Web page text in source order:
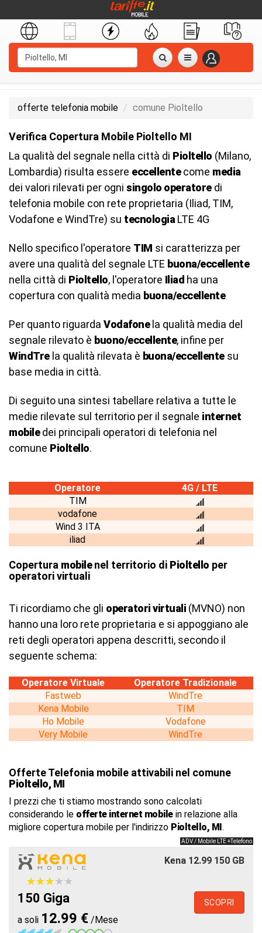
offerte telefonia mobile comune Pioltello
Verifica Copertura Mobile Pioltello MI
La qualità del segnale nella città di Pioltello (Milano,
Lombardia) risulta essere eccellentecome media
dei valori rilevati per ogni singolo operatoredi
telefonia mobile con rete proprietaria (Iliad, TIM,
Vodafone e WindTre) su tecnologia LTE 4G
Nello specifico l'operatore TIM si caratterizza per
avere una qualità del segnale LTE buona/eccellente
nella città di Pioltello, l'operatore Iliad ha una
copertura con qualità media buona/eccellente
Per quanto riguarda Vodafonela qualità media del
segnale rilevato è buono/eccellente, infine per
WindTrela qualità rilevata è buona/eccellentesu
base media in città.
Di seguito una sintesi tabellare relativa a tutte le
medie rilevate sul territorio per il segnale internet
mobiledei principali operatori di telefonia nel
comune Pioltello.
Operatore
4G / LTE
TIM
vodafone
Wind 3 ITA
iliad
Copertura mobilenel territorio di Pioltello per
operatori virtuali
Ti ricordiamo che gli operatori virtuali (MVNO) non
hanno una loro rete proprietaria e si appoggiano ale
reti degli operatori appena descritti, secondo il
seguente schema:
Operatore Virtuale
Operatore Tradizionale
Fastweb
WindTre
Kena Mobile
TIM
Ho Mobile
Vodafone
Very Mobile
WindTre
Offerte Telefonia mobile attivabili nel comune
Pioltello, MI
I prezzi che ti stiamo mostrando sono calcolati
considerando le offerte internet mobilein relazione alla
migliore copertura mobile per l'indirizzo Pioltello, MI.
ADV / Mobile LTE +Telefono
Kena 12.99 150 GB
★★★★★
★★★★★
150 Giga
a soli 12.99 € /Mese
SCOPRI